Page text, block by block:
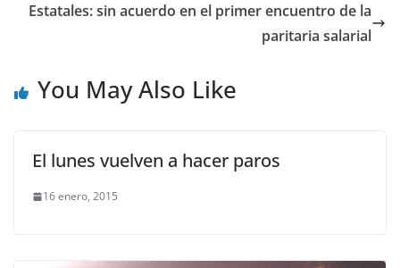
Estatales: sin acuerdo en el primer encuentro de la
paritaria salarial
You May Also Like
El lunes vuelven a hacer paros
16 enero, 2015